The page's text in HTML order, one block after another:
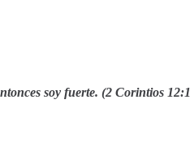
soy fuerte. (2 Corintios